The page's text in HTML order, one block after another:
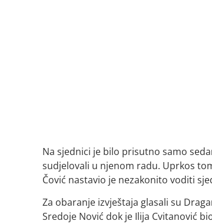
Na sjednici je bilo prisutno samo
sudjelovali u njenom radu. Uprkos
Čović nastavio je nezakonito voditi
Za obaranje izvještaja glasali su
Sredoje Nović dok je Ilija Cvitanović